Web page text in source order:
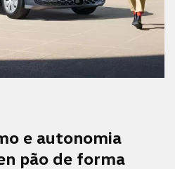
e autonomia
pão de forma